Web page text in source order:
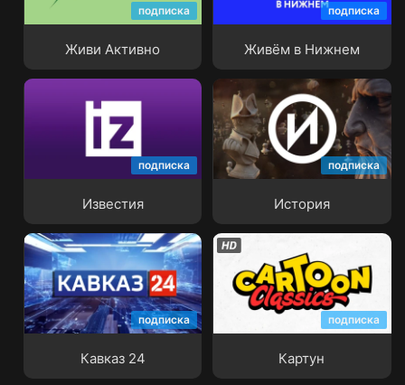
подписка
Живи Активно
подписка
Живём в Нижнем
Живём в Нижнем
подписка
Известия
подписка
История
История
подписка
Кавказ 24
Кавказ 24
подписка
Картун